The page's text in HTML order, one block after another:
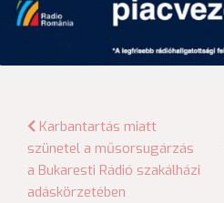
Bejegyzés
navigáció
Karbantartás miatt
szünetel a műsorsugárzás
a Bukaresti Rádió szakálházi
adáskörzetében